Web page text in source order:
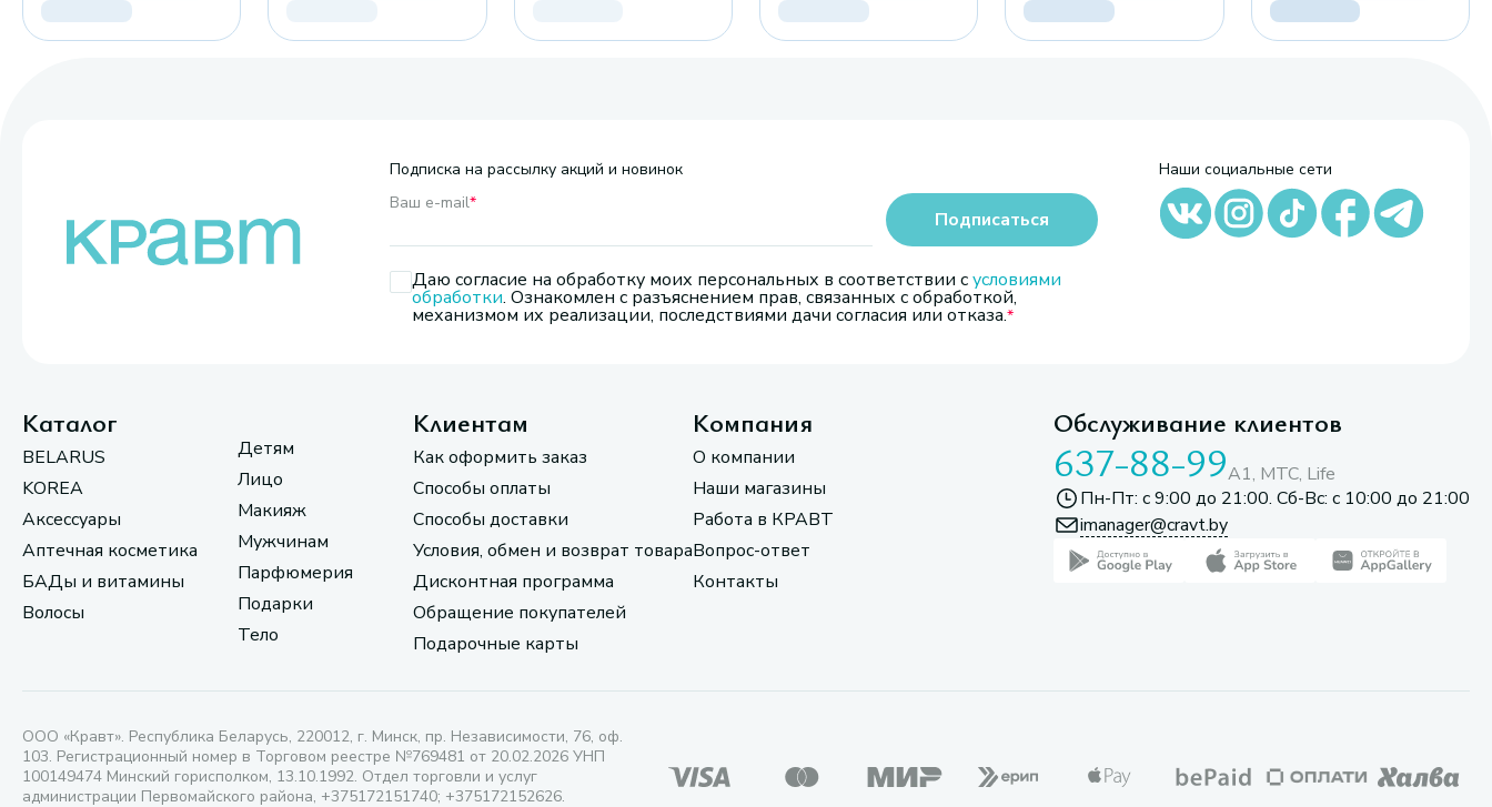
Подписка на рассылку акций и новинок
Ваш e-mail*
Даю согласие на обработку моих персональных в соответствии сусловиями
обработки. Ознакомлен с разъяснением прав, связанных с обработкой,
механизмом их реализации, последствиями дачи согласия или отказа.
Подписаться
Наши социальные сети
Каталог
BELARUS
KOREA
Аксессуары
Аптечная косметика
БАДы и витамины
Волосы
Детям
Лицо
Макияж
Мужчинам
Парфюмерия
Подарки
Тело
Клиентам
Как оформить заказ
Способы оплаты
Способы доставки
Условия, обмен и возврат товара
Дисконтная программа
Обращение покупателей
Подарочные карты
Компания
О компании
Наши магазины
Работа в КРАВТ
Вопрос-ответ
Контакты
Обслуживание клиентов
637-88-99A1, МТС, Life
Пн-Пт: с 9:00 до 21:00. Сб-Вс: с 10:00 до 21:00
imanager@cravt.by
ООО «Кравт». Республика Беларусь, 220012, г. Минск, пр. Независимости, 76, оф.
103. Регистрационный номер в Торговом реестре №769481 от 20.02.2026 УНП
100149474 Минский горисполком, 13.10.1992. Отдел торговли и услуг
администрации Первомайского района, +375172151740; +375172152626.